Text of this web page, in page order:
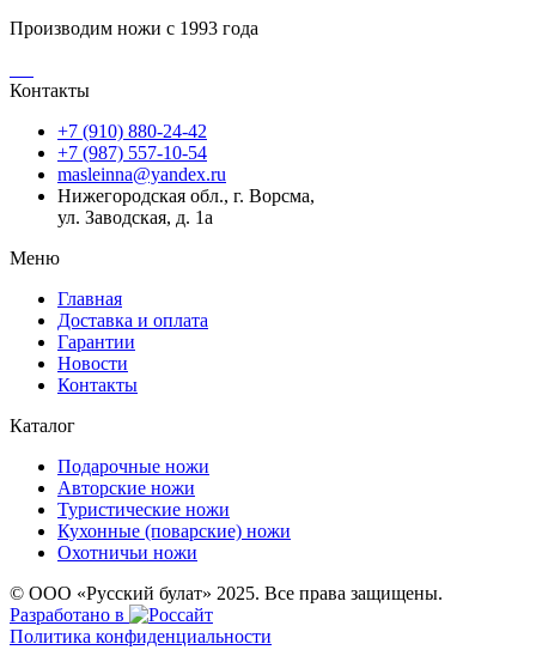
Производим ножи с 1993 года
Контакты
+7 (910) 880-24-42
+7 (987) 557-10-54
masleinna@yandex.ru
Нижегородская обл., г. Ворсма,
ул. Заводская, д. 1а
Меню
Главная
Доставка и оплата
Гарантии
Новости
Контакты
Каталог
Подарочные ножи
Авторские ножи
Туристические ножи
Кухонные (поварские) ножи
Охотничьи ножи
© ООО «Русский булат» 2025. Все права защищены.
Разработано в
Политика конфиденциальности